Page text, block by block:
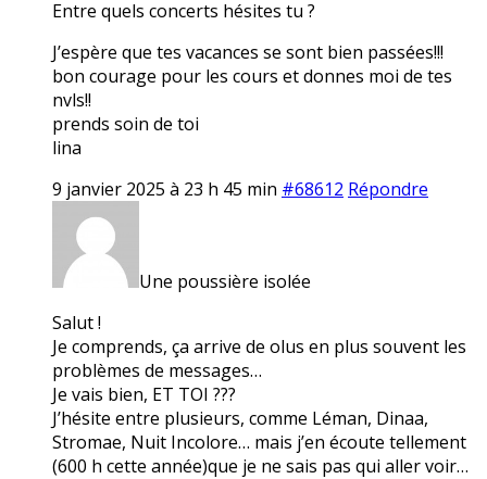
Entre quels concerts hésites tu ?
J’espère que tes vacances se sont bien passées!!!
bon courage pour les cours et donnes moi de tes
nvls!!
prends soin de toi
lina
9 janvier 2025 à 23 h 45 min #68612 Répondre
Une poussière isolée
Salut !
Je comprends, ça arrive de olus en plus souvent les
problèmes de messages…
Je vais bien, ET TOI ???
J’hésite entre plusieurs, comme Léman, Dinaa,
Stromae, Nuit Incolore… mais j’en écoute tellement
(600 h cette année)que je ne sais pas qui aller voir…